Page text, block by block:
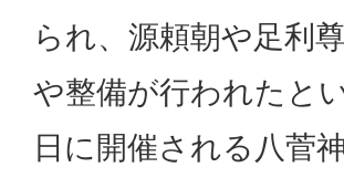
られ、源頼朝や足利
や整備が行われたと
日に開催される八菅